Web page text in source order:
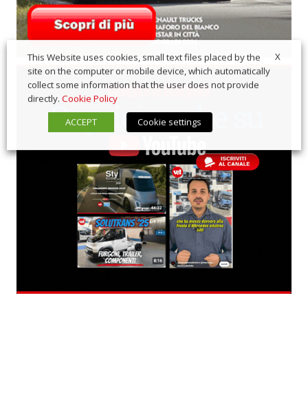
X
This Website uses cookies, small text files placed by the
site on the computer or mobile device, which automatically
collect some information that the user does not provide
directly. Cookie Policy
ACCEPT
Cookie settings